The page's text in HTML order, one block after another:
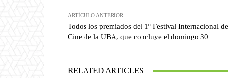
ARTÍCULO ANTERIOR
Todos los premiados del 1º Festival Internacional de
Cine de la UBA, que concluye el domingo 30
RELATED ARTICLES